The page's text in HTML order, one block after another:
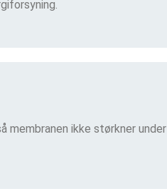
ikke størkner under